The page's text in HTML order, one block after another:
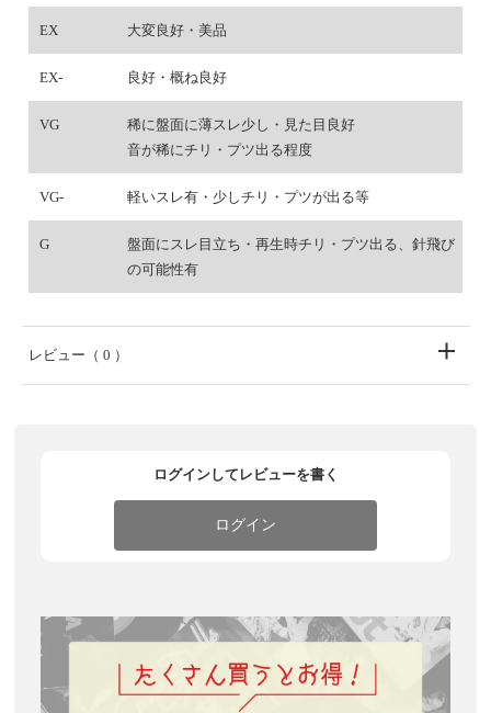
EX 大変良好・美品
EX- 良好・概ね良好
VG
稀に盤面に薄スレ少し・見た目良好
音が稀にチリ・プツ出る程度
VG- 軽いスレ有・少しチリ・プツが出る等
G
盤面にスレ目立ち・再生時チリ・プツ出る、針飛び
の可能性有
レビュー （ 0 ）
ログインしてレビューを書く
ログイン